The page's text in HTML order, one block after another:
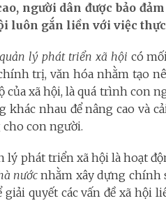
người dân được bảo
luôn gắn liền với việc
quản lý phát triển xã hội có
trị, văn hóa nhằm tạo
của xã hội, là quá trình con
khác nhau để nâng cao và
con người.
lý phát triển xã hội là hoạt
nướcnhằm xây dựng chính
giải quyết các vấn đề xã hội